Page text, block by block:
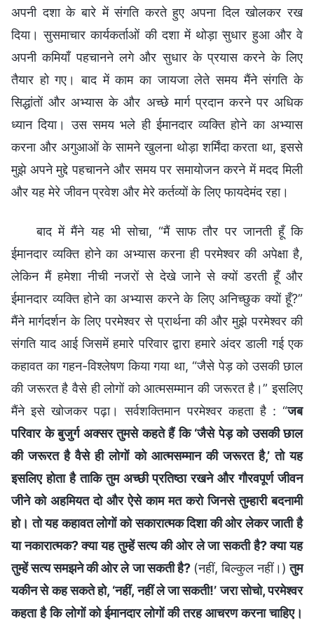
अपनी दशा के बारे में संगति करते हुए अपना दिल खोलकर रख
दिया। सुसमाचार कार्यकर्ताओं की दशा में थोड़ा सुधार हुआ और वे
अपनी कमियाँ पहचानने लगे और सुधार के प्रयास करने के लिए
तैयार हो गए। बाद में काम का जायजा लेते समय मैंने संगति के
सिद्धांतों और अभ्यास के और अच्छे मार्ग प्रदान करने पर अधिक
ध्यान दिया। उस समय भले ही ईमानदार व्यक्ति होने का अभ्यास
करना और अगुआओं के सामने खुलना थोड़ा शर्मिंदा करता था, इससे
मुझे अपने मुद्दे पहचानने और समय पर समायोजन करने में मदद मिली
और यह मेरे जीवन प्रवेश और मेरे कर्तव्यों के लिए फायदेमंद रहा।
बाद में मैंने यह भी सोचा, “मैं साफ तौर पर जानती हूँ कि
ईमानदार व्यक्ति होने का अभ्यास करना ही परमेश्वर की अपेक्षा है,
लेकिन मैं हमेशा नीची नजरों से देखे जाने से क्यों डरती हूँ और
ईमानदार व्यक्ति होने का अभ्यास करने के लिए अनिच्छुक क्यों हूँ?”
मैंने मार्गदर्शन के लिए परमेश्वर से प्रार्थना की और मुझे परमेश्वर की
संगति याद आई जिसमें हमारे परिवार द्वारा हमारे अंदर डाली गई एक
कहावत का गहन-विश्लेषण किया गया था, “जैसे पेड़ को उसकी छाल
की जरूरत है वैसे ही लोगों को आत्मसम्मान की जरूरत है।” इसलिए
मैंने इसे खोजकर पढ़ा। सर्वशक्तिमान परमेश्वर कहता है : “जब
परिवार के बुजुर्ग अक्सर तुमसे कहते हैं कि ‘जैसे पेड़ को उसकी छाल
की जरूरत है वैसे ही लोगों को आत्मसम्मान की जरूरत है,’ तो यह
इसलिए होता है ताकि तुम अच्छी प्रतिष्ठा रखने और गौरवपूर्ण जीवन
जीने को अहमियत दो और ऐसे काम मत करो जिनसे तुम्हारी बदनामी
हो। तो यह कहावत लोगों को सकारात्मक दिशा की ओर लेकर जाती है
या नकारात्मक? क्या यह तुम्हें सत्य की ओर ले जा सकती है? क्या यह
तुम्हें सत्य समझने की ओर ले जा सकती है? (नहीं, बिल्कुल नहीं।) तुम
यकीन से कह सकते हो, ‘नहीं, नहीं ले जा सकती!’ जरा सोचो, परमेश्वर
कहता है कि लोगों को ईमानदार लोगों की तरह आचरण करना चाहिए।